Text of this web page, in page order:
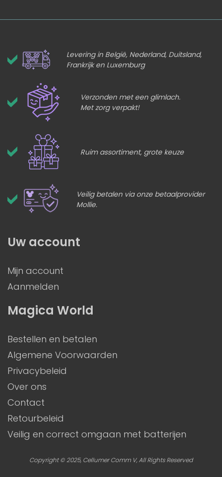
Levering in België, Nederland, Duitsland,
Frankrijk en Luxemburg
Verzonden met een glimlach.
Met zorg verpakt!
Ruim assortiment, grote keuze
Veilig betalen via onze betaalprovider
Mollie.
Magica World
Bestellen en betalen
Algemene Voorwaarden
Privacybeleid
Over ons
Contact
Retourbeleid
Veilig en correct omgaan met batterijen
Uw account
Mijn account
Aanmelden
Copyright © 2025, Cellumer Comm V, All Rights Reserved